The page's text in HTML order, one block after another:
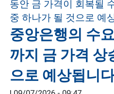
중앙은행의 수
까지 금 가격 상
으로 예상됩니